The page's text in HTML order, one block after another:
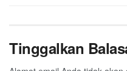
Tinggalkan